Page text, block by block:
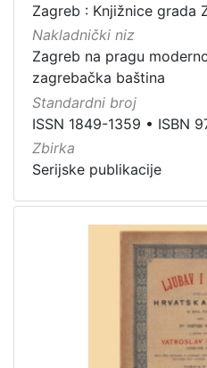
Zagreb : Knjižnice grada
Nakladnički niz
Zagreb na pragu
zagrebačka baština
Standardni broj
ISSN 1849-1359 • ISBN
Zbirka
Serijske publikacije